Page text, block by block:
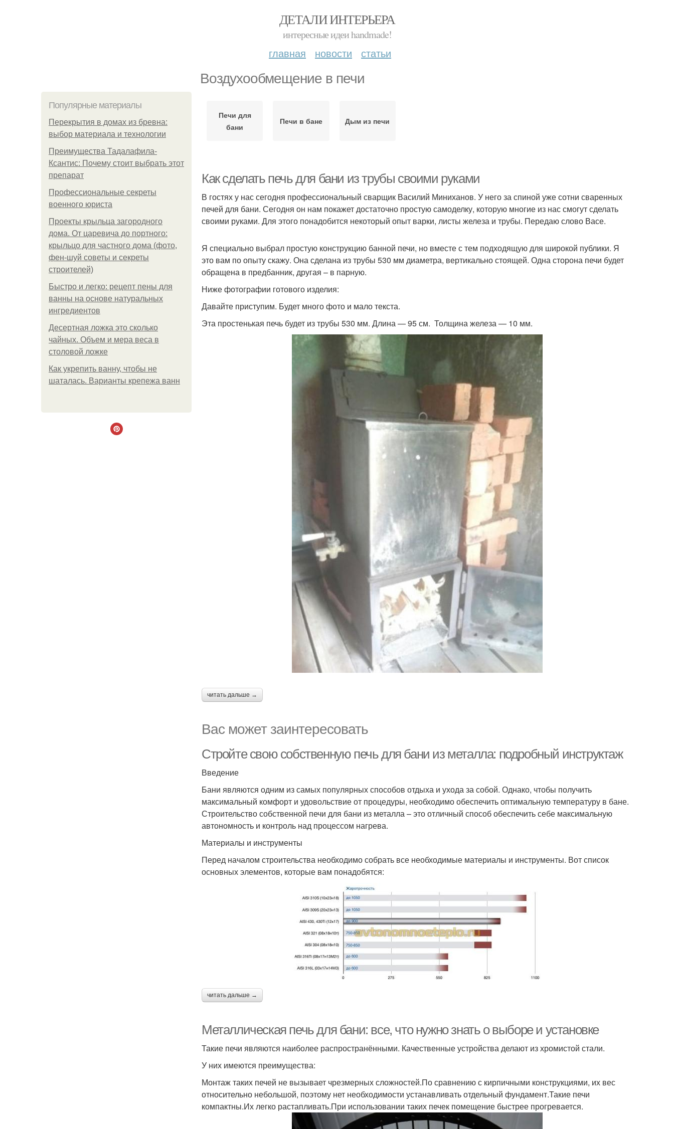
ДЕТАЛИ ИНТЕРЬЕРА
интересные идеи handmade!
главная новости статьи
Воздухообмещение в печи
Популярные материалы
Перекрытия в домах из бревна:
выбор материала и технологии
Преимущества Тадалафила-
Ксантис: Почему стоит выбрать этот
препарат
Профессиональные секреты
военного юриста
Проекты крыльца загородного
дома. От царевича до портного:
крыльцо для частного дома (фото,
фен-шуй советы и секреты
строителей)
Быстро и легко: рецепт пены для
ванны на основе натуральных
ингредиентов
Десертная ложка это сколько
чайных. Объем и мера веса в
столовой ложке
Как укрепить ванну, чтобы не
шаталась. Варианты крепежа ванн
Печи для
бани
Печи в бане Дым из печи
Как сделать печь для бани из трубы своими руками
В гостях у нас сегодня профессиональный сварщик Василий Миниханов. У него за спиной уже сотни сваренных
печей для бани. Сегодня он нам покажет достаточно простую самоделку, которую многие из нас смогут сделать
своими руками. Для этого понадобится некоторый опыт варки, листы железа и трубы. Передаю слово Васе.
Я специально выбрал простую конструкцию банной печи, но вместе с тем подходящую для широкой публики. Я
это вам по опыту скажу. Она сделана из трубы 530 мм диаметра, вертикально стоящей. Одна сторона печи будет
обращена в предбанник, другая – в парную.
Ниже фотографии готового изделия:
Давайте приступим. Будет много фото и мало текста.
Эта простенькая печь будет из трубы 530 мм. Длина — 95 см. Толщина железа — 10 мм.
читать дальше →
Вас может заинтересовать
Стройте свою собственную печь для бани из металла: подробный инструктаж
Введение
Бани являются одним из самых популярных способов отдыха и ухода за собой. Однако, чтобы получить
максимальный комфорт и удовольствие от процедуры, необходимо обеспечить оптимальную температуру в бане.
Строительство собственной печи для бани из металла – это отличный способ обеспечить себе максимальную
автономность и контроль над процессом нагрева.
Материалы и инструменты
Перед началом строительства необходимо собрать все необходимые материалы и инструменты. Вот список
основных элементов, которые вам понадобятся:
читать дальше →
Металлическая печь для бани: все, что нужно знать о выборе и установке
Такие печи являются наиболее распространёнными. Качественные устройства делают из хромистой стали.
У них имеются преимущества:
Монтаж таких печей не вызывает чрезмерных сложностей.По сравнению с кирпичными конструкциями, их вес
относительно небольшой, поэтому нет необходимости устанавливать отдельный фундамент.Такие печи
компактны.Их легко растапливать.При использовании таких печек помещение быстрее прогревается.